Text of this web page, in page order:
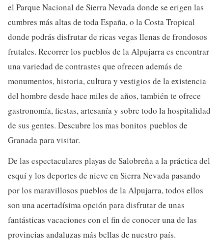
el Parque Nacional de Sierra Nevada donde se erigen las
cumbres más altas de toda España, o la Costa Tropical
donde podrás disfrutar de ricas vegas llenas de frondosos
frutales. Recorrer los pueblos de la Alpujarra es encontrar
una variedad de contrastes que ofrecen además de
monumentos, historia, cultura y vestigios de la existencia
del hombre desde hace miles de años, también te ofrece
gastronomía, fiestas, artesanía y sobre todo la hospitalidad
de sus gentes. Descubre los mas bonitos pueblos de
Granada para visitar.
De las espectaculares playas de Salobreña a la práctica del
esquí y los deportes de nieve en Sierra Nevada pasando
por los maravillosos pueblos de la Alpujarra, todos ellos
son una acertadísima opción para disfrutar de unas
fantásticas vacaciones con el fin de conocer una de las
provincias andaluzas más bellas de nuestro país.